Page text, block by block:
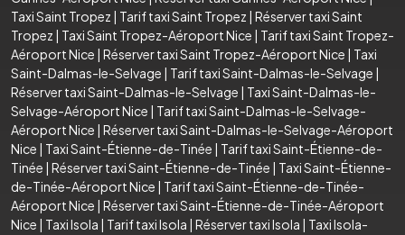
Taxi Saint Tropez | Tarif taxi Saint Tropez | Réserver taxi Saint
Tropez | Taxi Saint Tropez-Aéroport Nice | Tarif taxi Saint Tropez-
Aéroport Nice | Réserver taxi Saint Tropez-Aéroport Nice | Taxi
Saint-Dalmas-le-Selvage | Tarif taxi Saint-Dalmas-le-Selvage |
Réserver taxi Saint-Dalmas-le-Selvage | Taxi Saint-Dalmas-le-
Selvage-Aéroport Nice | Tarif taxi Saint-Dalmas-le-Selvage-
Aéroport Nice | Réserver taxi Saint-Dalmas-le-Selvage-Aéroport
Nice | Taxi Saint-Étienne-de-Tinée | Tarif taxi Saint-Étienne-de-
Tinée | Réserver taxi Saint-Étienne-de-Tinée | Taxi Saint-Étienne-
de-Tinée-Aéroport Nice | Tarif taxi Saint-Étienne-de-Tinée-
Aéroport Nice | Réserver taxi Saint-Étienne-de-Tinée-Aéroport
Nice | Taxi Isola | Tarif taxi Isola | Réserver taxi Isola | Taxi Isola-